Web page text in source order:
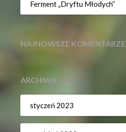
Ferment „Dryftu Młodych”
NAJNOWSZE KOMENTARZE
ARCHIWA
styczeń 2023